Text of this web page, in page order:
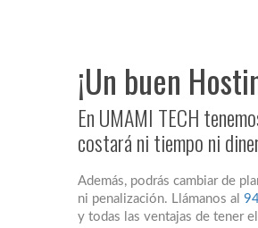
¡Un buen
En UMAMI TECH
costará ni tiempo ni
Además, podrás cambiar de
ni penalización. Llámanos al
y todas las ventajas de tener